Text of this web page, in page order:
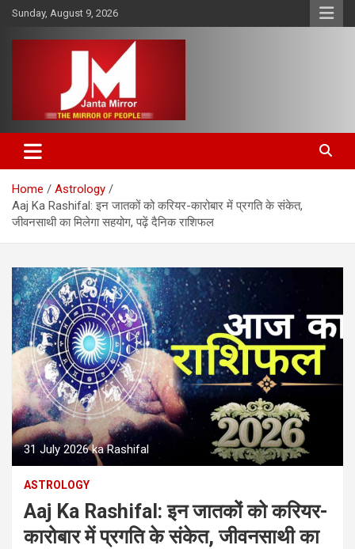
Skip
content
Sunday, August 9, 2026
Janta Mirror
Home
Astrology
Aaj Ka Rashifal: इन जातकों को करियर-कारोबार में प्रगति के संकेत,
जीवनसाथी का मिलेगा सहयोग, पढ़ें दैनिक राशिफल
31 July 2026 ka Rashifal
ASTROLOGY
Aaj Ka Rashifal: इन जातकों को करियर-
कारोबार में प्रगति के संकेत, जीवनसाथी का